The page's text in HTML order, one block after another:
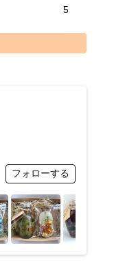
5
フォローする